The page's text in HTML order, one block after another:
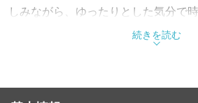
しみながら、ゆったりとした気分で
フルーツがゴロゴロ入ったミックス
続きを読む